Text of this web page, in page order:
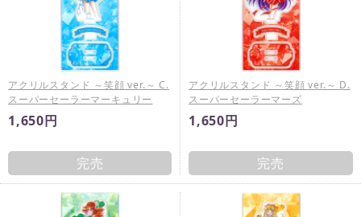
アクリルスタンド ～笑顔 ver.～ C.
スーパーセーラーマーキュリー
1,650円
完売
アクリルスタンド ～笑顔 ver.～ D.
スーパーセーラーマーズ
1,650円
完売